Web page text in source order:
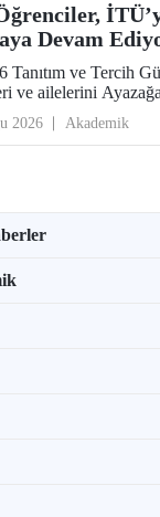
Devam
Tanıtım ve Tercih
ve ailelerini
devam ediyor.
Ağustos’ta
adaylara bilgi
2026 Akademik